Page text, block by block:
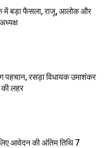
में बड़ा फैसला, राजू, आलोक और
रसड़ा विधायक उमाशंकर
लहर
आवेदन की अंतिम तिथि 7